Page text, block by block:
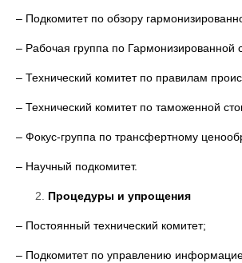
– Подкомитет по обзору
– Рабочая группа по Гармонизированной
– Технический комитет по правилам
– Технический комитет по таможенной
– Фокус-группа по трансфертному
– Научный подкомитет.
Процедуры и упрощения
– Постоянный технический комитет;
– Подкомитет по управлению